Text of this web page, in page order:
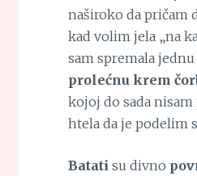
naširoko da pričam
kad volim jela „na
sam spremala
prolećnu krem
kojoj do sada nisam
htela da je podelim
Batati su divno